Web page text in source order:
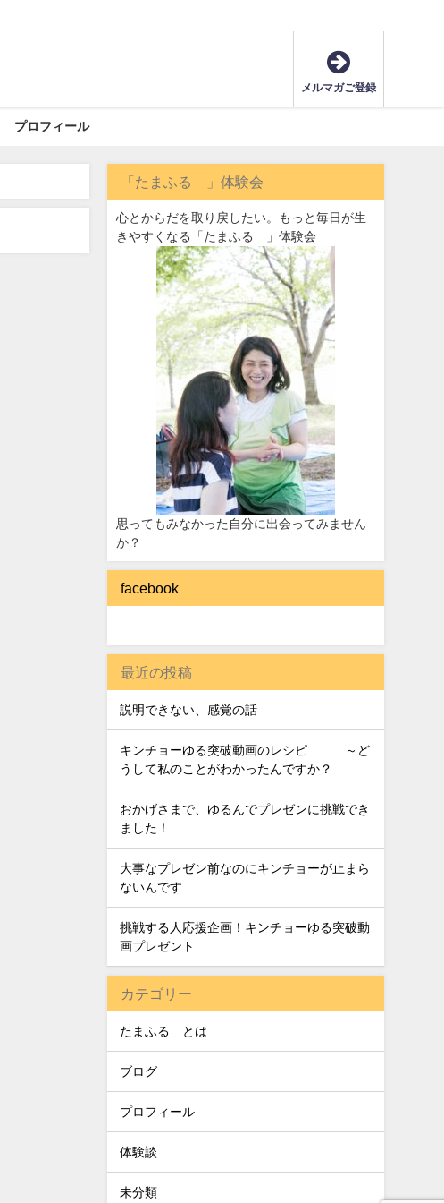
メルマガご登録
プロフィール
「たまふる®」体験会
心とからだを取り戻したい。もっと毎日が生
きやすくなる「たまふる®」体験会
思ってもみなかった自分に出会ってみません
か？
facebook
最近の投稿
説明できない、感覚の話
キンチョーゆる突破動画のレシピ ～ど
うして私のことがわかったんですか？
おかげさまで、ゆるんでプレゼンに挑戦でき
ました！
大事なプレゼン前なのにキンチョーが止まら
ないんです
挑戦する人応援企画！キンチョーゆる突破動
画プレゼント
カテゴリー
たまふる®とは
ブログ
プロフィール
体験談
未分類